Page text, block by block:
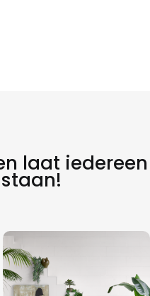
laat iedereen